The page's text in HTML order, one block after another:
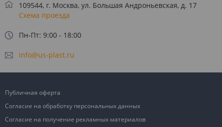
109544, г. Москва, ул. Большая Андроньевская, д. 17
Схема проезда
Пн-Пт: 9:00 - 18:00
info@us-plast.ru
Публичная оферта
Согласие на обработку персональных данных
Согласие на получение рекламных материалов